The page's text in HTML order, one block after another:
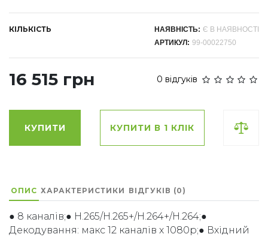
КІЛЬКІСТЬ НАЯВНІСТЬ: Є В НАЯВНОСТІ
АРТИКУЛ: 99-00022750
16 515 грн 0 відгуків
КУПИТИ КУПИТИ В 1 КЛІК
ОПИС ХАРАКТЕРИСТИКИ ВІДГУКІВ (0)
● 8 каналів;● H.265/H.265+/H.264+/H.264;●
Декодування: макс 12 каналів х 1080р;● Вхідний